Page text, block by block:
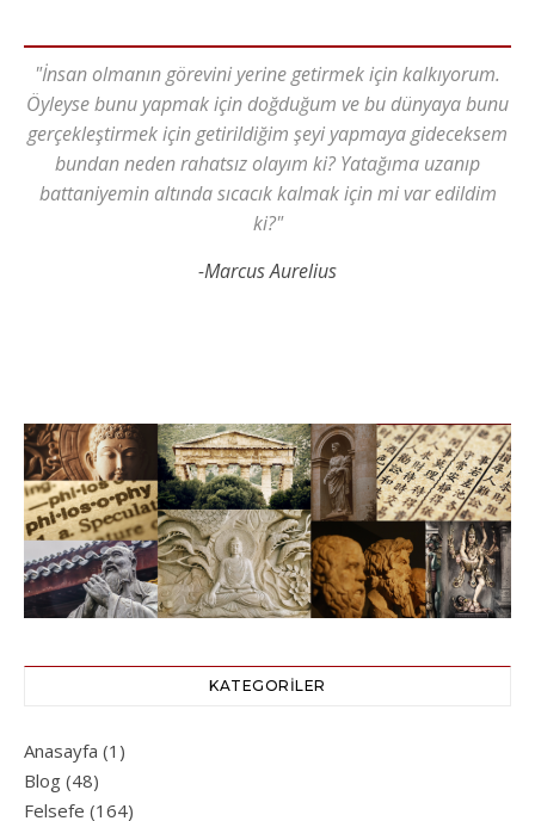
"İnsan olmanın görevini yerine getirmek için kalkıyorum.
Öyleyse bunu yapmak için doğduğum ve bu dünyaya bunu
gerçekleştirmek için getirildiğim şeyi yapmaya gideceksem
bundan neden rahatsız olayım ki? Yatağıma uzanıp
battaniyemin altında sıcacık kalmak için mi var edildim
ki?"
-Marcus Aurelius
KATEGORILER
Anasayfa (1)
Blog (48)
Felsefe (164)